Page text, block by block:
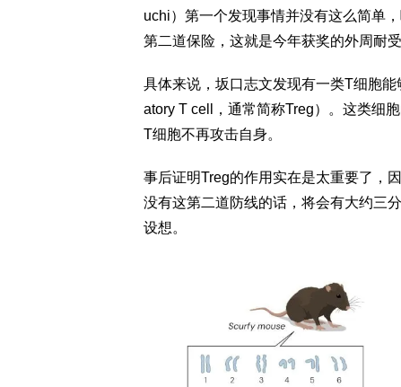
uchi）第一个发现事情并没有这么简单
第二道保险，这就是今年获奖的外周耐受
具体来说，坂口志文发现有一类T细胞
atory T cell，通常简称Treg）。这类细
T细胞不再攻击自身。
事后证明Treg的作用实在是太重要了，
没有这第二道防线的话，将会有大约三
设想。